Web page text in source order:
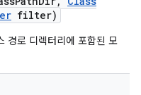
filter)
경로 디렉터리에 포함된 모